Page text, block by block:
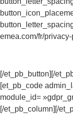
emea.com/fr/privacy-
[/et_pb_button][/
[et_pb_code
module_id=
[/et_pb_column][/